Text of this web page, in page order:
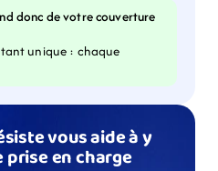
donc de votre couverture
unique : chaque
vous aide à y
en charge